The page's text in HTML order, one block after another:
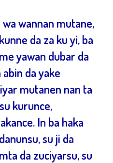
wa wannan mutane,
da za ku yi, ba
yawan dubar da
abin da yake
mutanen nan ta
kurunce,
In ba haka
su ji da
da zuciyarsu, su